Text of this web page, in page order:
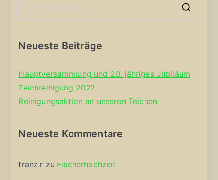
Neueste Beiträge
Hauptversammlung und 20. jähriges Jubiläum
Teichreinigung 2022
Reinigungsaktion an unseren Teichen
Neueste Kommentare
franz.r zu Fischerhochzeit